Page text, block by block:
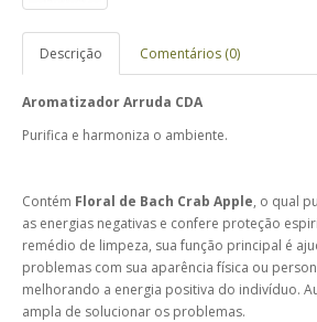
Descrição Comentários (0)
Aromatizador Arruda CDA
Purifica e harmoniza o ambiente.
Contém Floral de Bach Crab Apple, o qual
as energias negativas e confere proteção
remédio de limpeza, sua função principal é
problemas com sua aparência física ou
melhorando a energia positiva do indivíduo.
ampla de solucionar os problemas.